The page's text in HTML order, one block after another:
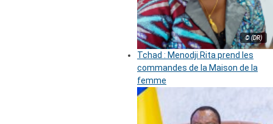
© (DR)
Tchad : Menodji Rita prend les
commandes de la Maison de la
femme